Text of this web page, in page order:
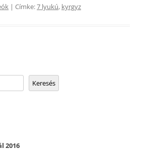
| Címke:7 lyukú, kyrgyz
Keresés
2016